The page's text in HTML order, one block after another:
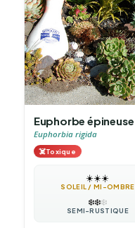
Euphorbe épineuse
Euphorbia rigida
☠️Toxique
☀️☀️☀️
SOLEIL / MI-OMBRE
❄️❄️❄️
SEMI-RUSTIQUE